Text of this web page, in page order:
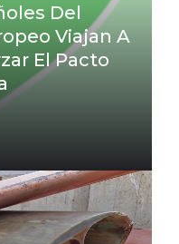
Del
Viajan A
El Pacto